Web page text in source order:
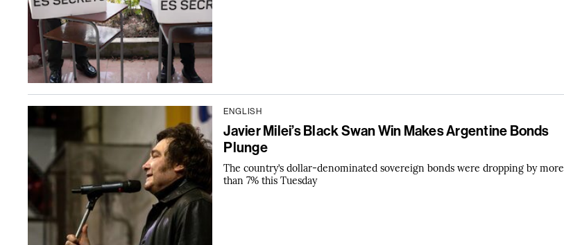
ENGLISH
Javier Milei’s Black Swan Win Makes Argentine Bonds
Plunge
The country’s dollar-denominated sovereign bonds were dropping by more
than 7% this Tuesday